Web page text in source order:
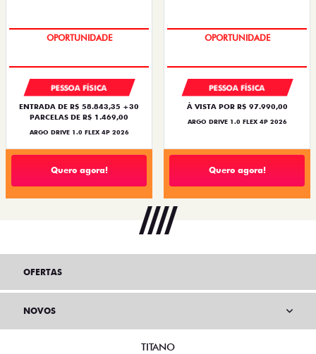
BÔNUS DE 6 MIL REAIS
PESSOA FÍSICA
ENTRADA DE R$ 58.843,35 +30
PARCELAS DE R$ 1.469,00
ARGO DRIVE 1.0 FLEX 4P 2026
Quero agora!
BÔNUS DE 6 MIL REAIS
PESSOA FÍSICA
À VISTA POR R$ 97.990,00
ARGO DRIVE 1.0 FLEX 4P 2026
Quero agora!
OFERTAS
NOVOS
TITANO